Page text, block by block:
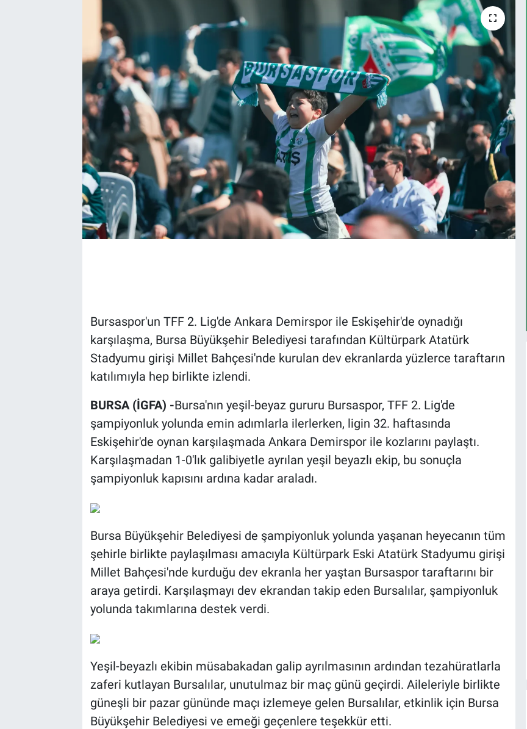
Bursaspor'un TFF 2. Lig'de Ankara Demirspor ile Eskişehir'de oynadığı
karşılaşma, Bursa Büyükşehir Belediyesi tarafından Kültürpark Atatürk
Stadyumu girişi Millet Bahçesi'nde kurulan dev ekranlarda yüzlerce taraftarın
katılımıyla hep birlikte izlendi.
BURSA (İGFA) -Bursa'nın yeşil-beyaz gururu Bursaspor, TFF 2. Lig'de
şampiyonluk yolunda emin adımlarla ilerlerken, ligin 32. haftasında
Eskişehir'de oynan karşılaşmada Ankara Demirspor ile kozlarını paylaştı.
Karşılaşmadan 1-0'lık galibiyetle ayrılan yeşil beyazlı ekip, bu sonuçla
şampiyonluk kapısını ardına kadar araladı.
Bursa Büyükşehir Belediyesi de şampiyonluk yolunda yaşanan heyecanın tüm
şehirle birlikte paylaşılması amacıyla Kültürpark Eski Atatürk Stadyumu girişi
Millet Bahçesi'nde kurduğu dev ekranla her yaştan Bursaspor taraftarını bir
araya getirdi. Karşılaşmayı dev ekrandan takip eden Bursalılar, şampiyonluk
yolunda takımlarına destek verdi.
Yeşil-beyazlı ekibin müsabakadan galip ayrılmasının ardından tezahüratlarla
zaferi kutlayan Bursalılar, unutulmaz bir maç günü geçirdi. Aileleriyle birlikte
güneşli bir pazar gününde maçı izlemeye gelen Bursalılar, etkinlik için Bursa
Büyükşehir Belediyesi ve emeği geçenlere teşekkür etti.